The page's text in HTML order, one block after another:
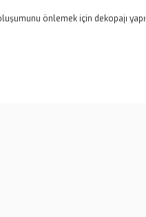
önlemek için dekopajı